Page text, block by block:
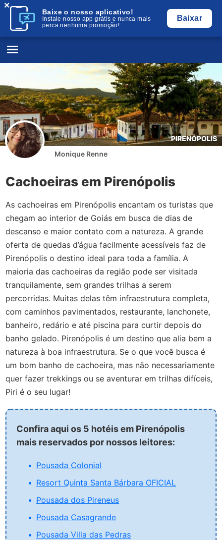
Baixe o nosso aplicativo!
Instale nosso app grátis e nunca mais
perca nenhuma promoção!
Baixar
×
PIRENÓPOLIS
Monique Renne
Cachoeiras em Pirenópolis
As cachoeiras em Pirenópolis encantam os turistas que
chegam ao interior de Goiás em busca de dias de
descanso e maior contato com a natureza. A grande
oferta de quedas d’água facilmente acessíveis faz de
Pirenópolis o destino ideal para toda a família. A
maioria das cachoeiras da região pode ser visitada
tranquilamente, sem grandes trilhas a serem
percorridas. Muitas delas têm infraestrutura completa,
com caminhos pavimentados, restaurante, lanchonete,
banheiro, redário e até piscina para curtir depois do
banho gelado. Pirenópolis é um destino que alia bem a
natureza à boa infraestrutura. Se o que você busca é
um bom banho de cachoeira, mas não necessariamente
quer fazer trekkings ou se aventurar em trilhas difíceis,
Piri é o seu lugar!
Confira aqui os 5 hotéis em Pirenópolis
mais reservados por nossos leitores:
Pousada Colonial
Resort Quinta Santa Bárbara OFICIAL
Pousada dos Pireneus
Pousada Casagrande
Pousada Villa das Pedras